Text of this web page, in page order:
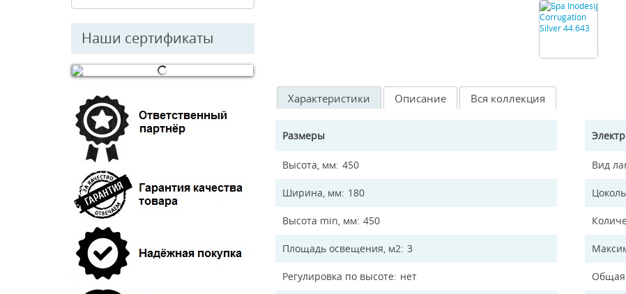
Наши сертификаты
Характеристики Описание Вся коллекция
Размеры
Высота, мм 450
Ширина, мм 180
Высота min, мм 450
Площадь освещения, м2 3
Регулировка по высоте нет
Вид
Цоколь